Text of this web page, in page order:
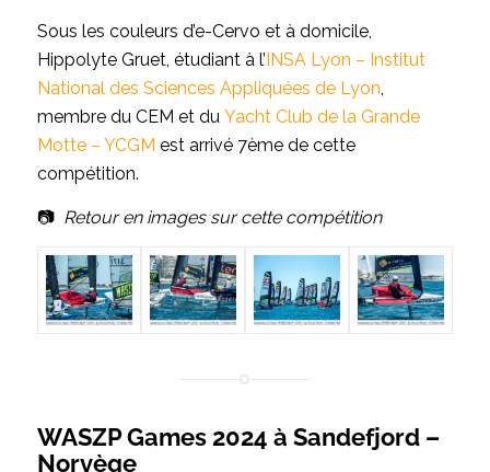
Sous les couleurs d’e-Cervo et à domicile,
Hippolyte Gruet, étudiant à l’INSA Lyon – Institut
National des Sciences Appliquées de Lyon,
membre du CEM et du Yacht Club de la Grande
Motte – YCGM est arrivé 7ème de cette
compétition.
📷 Retour en images sur cette compétition
WASZP Games 2024 à Sandefjord –
Norvège